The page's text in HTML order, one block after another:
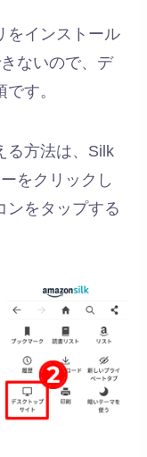
をインストール
ないので、デ
す。
る方法は、Silk
をクリックし
ンをタップする